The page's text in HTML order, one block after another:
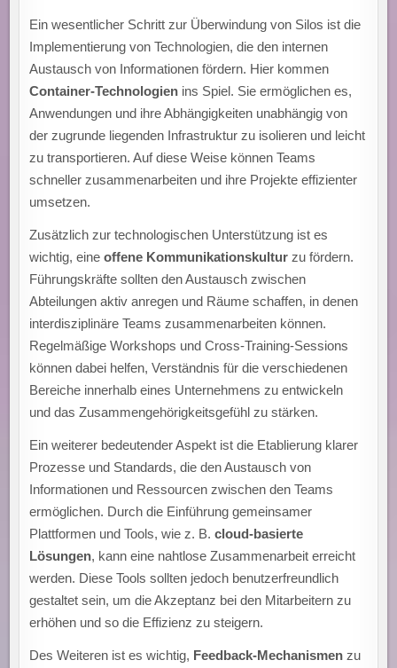
Ein wesentlicher Schritt zur Überwindung von Silos ist die
Implementierung von Technologien, die den internen
Austausch von Informationen fördern. Hier kommen
Container-Technologien ins Spiel. Sie ermöglichen es,
Anwendungen und ihre Abhängigkeiten unabhängig von
der zugrunde liegenden Infrastruktur zu isolieren und leicht
zu transportieren. Auf diese Weise können Teams
schneller zusammenarbeiten und ihre Projekte effizienter
umsetzen.
Zusätzlich zur technologischen Unterstützung ist es
wichtig, eineoffene Kommunikationskultur zu fördern.
Führungskräfte sollten den Austausch zwischen
Abteilungen aktiv anregen und Räume schaffen, in denen
interdisziplinäre Teams zusammenarbeiten können.
Regelmäßige Workshops und Cross-Training-Sessions
können dabei helfen, Verständnis für die verschiedenen
Bereiche innerhalb eines Unternehmens zu entwickeln
und das Zusammengehörigkeitsgefühl zu stärken.
Ein weiterer bedeutender Aspekt ist die Etablierung klarer
Prozesse und Standards, die den Austausch von
Informationen und Ressourcen zwischen den Teams
ermöglichen. Durch die Einführung gemeinsamer
Plattformen und Tools, wie z. B.cloud-basierte
Lösungen, kann eine nahtlose Zusammenarbeit erreicht
werden. Diese Tools sollten jedoch benutzerfreundlich
gestaltet sein, um die Akzeptanz bei den Mitarbeitern zu
erhöhen und so die Effizienz zu steigern.
Des Weiteren ist es wichtig, Feedback-Mechanismen zu